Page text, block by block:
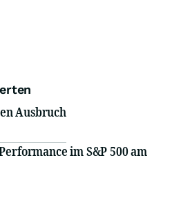
Ausbruch
im S&P 500 am